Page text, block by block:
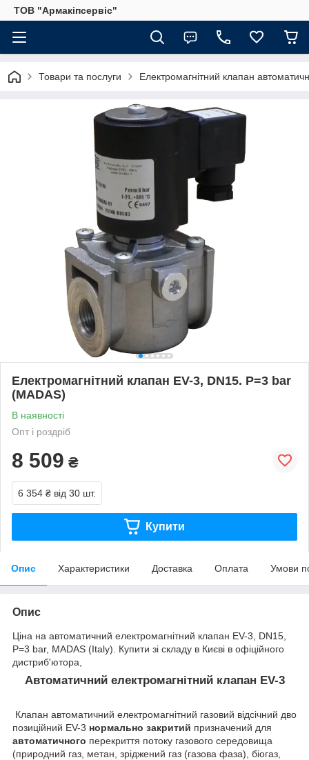
ТОВ "Армакіпсервіс"
Товари та послуги Електромагнітний клапан
Електромагнітний клапан EV-3, DN15. P=3 bar
(MADAS)
В наявності
Опт і роздріб
8 509 ₴
6 354 ₴ від 30 шт.
Купити
Опис Характеристики Доставка Оплата Умови
Опис
Ціна на автоматичний електромагнітний клапан EV-3, DN15,
P=3 bar, MADAS (Italy). Купити зі складу в Києві в офіційного
дистриб'ютора,
Автоматичний електромагнітний клапан EV-3
Клапан автоматичний електромагнітний газовий відсічний дво
позиційний EV-3 нормально закритий призначений для
автоматичного перекриття потоку газового середовища
(природний газ, метан, зріджений газ (газова фаза), біогаз,